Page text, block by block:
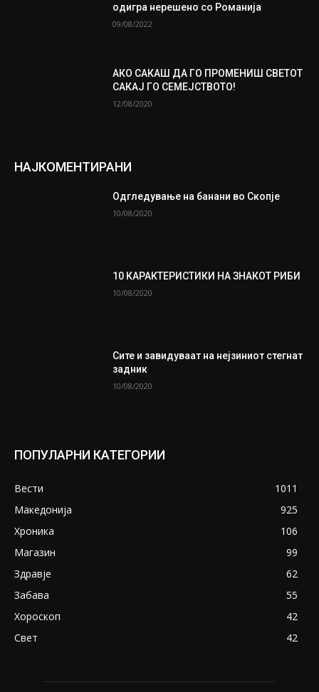
одигра нерешено со Романија
09/08/2022
АКО САКАШ ДА ГО ПРОМЕНИШ СВЕТОТ
САКАЈ ГО СЕМЕЈСТВОТО!
12/08/2020
НАЈКОМЕНТИРАНИ
Одгледување на банани во Скопје
10/08/2020
10 КАРАКТЕРИСТИКИ НА ЗНАКОТ РИБИ
10/08/2020
Сите и завидуваат на нејзиниот стегнат
задник
10/08/2020
ПОПУЛАРНИ КАТЕГОРИИ
Вести
1011
Македонија
925
Хроника
106
Магазин
99
Здравје
62
Забава
55
Хороскоп
42
Свет
42